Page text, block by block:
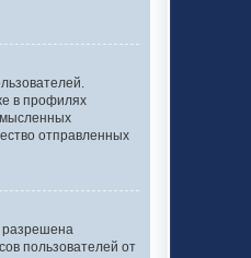
в профилях
отправленных
разрешена
пользователей от